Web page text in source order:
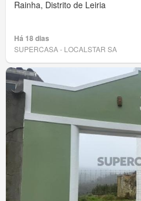
Rainha, Distrito de Leiria
Há 18 dias
SUPERCASA - LOCALSTAR SA